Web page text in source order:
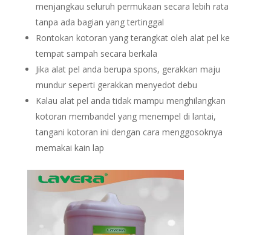
menjangkau seluruh permukaan secara lebih rata
tanpa ada bagian yang tertinggal
Rontokan kotoran yang terangkat oleh alat pel ke
tempat sampah secara berkala
Jika alat pel anda berupa spons, gerakkan maju
mundur seperti gerakkan menyedot debu
Kalau alat pel anda tidak mampu menghilangkan
kotoran membandel yang menempel di lantai,
tangani kotoran ini dengan cara menggosoknya
memakai kain lap